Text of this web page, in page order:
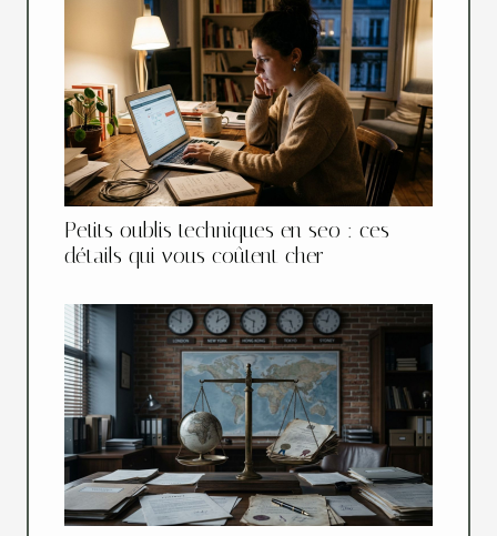
Petits oublis techniques en seo : ces
détails qui vous coûtent cher